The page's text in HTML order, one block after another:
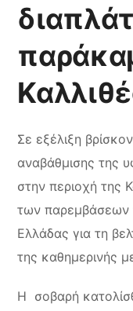
Σε εξέλιξη
αναβάθμισης της
στην περιοχή της
των παρεμβάσεων
Ελλάδας για τη
της καθημερινής
Η σοβαρή